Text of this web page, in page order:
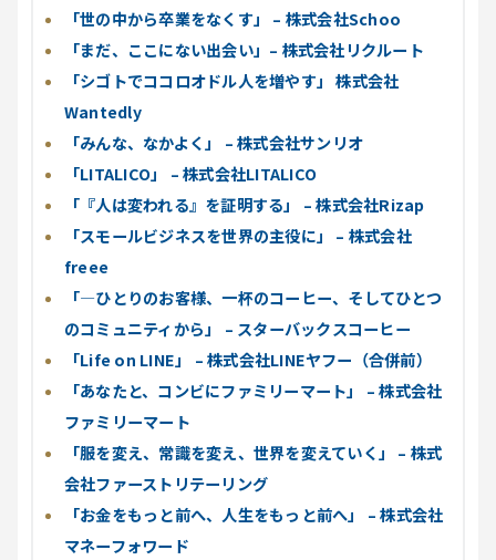
「世の中から卒業をなくす」 – 株式会社Schoo
「まだ、ここにない出会い」– 株式会社リクルート
「シゴトでココロオドル人を増やす」 株式会社
Wantedly
「みんな、なかよく」 – 株式会社サンリオ
「LITALICO」 – 株式会社LITALICO
「『人は変われる』を証明する」 – 株式会社Rizap
「スモールビジネスを世界の主役に」 – 株式会社
freee
「―ひとりのお客様、一杯のコーヒー、そしてひとつ
のコミュニティから」 – スターバックスコーヒー
「Life on LINE」 – 株式会社LINEヤフー（合併前）
「あなたと、コンビにファミリーマート」 – 株式会社
ファミリーマート
「服を変え、常識を変え、世界を変えていく」 – 株式
会社ファーストリテーリング
「お金をもっと前へ、人生をもっと前へ」 – 株式会社
マネーフォワード